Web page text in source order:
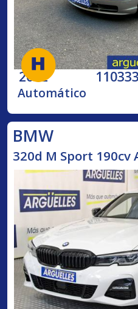
2002
Automático
BMW
320d M Sport 190cv